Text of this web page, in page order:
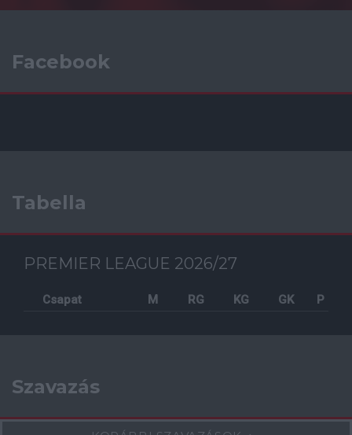
Facebook
Tabella
PREMIER LEAGUE 2026/27
Csapat M RG KG GK P
Szavazás